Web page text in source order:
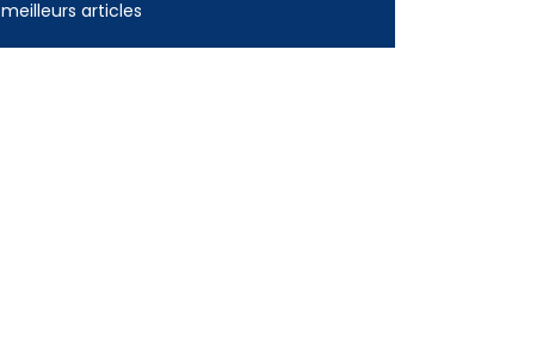
meilleurs articles